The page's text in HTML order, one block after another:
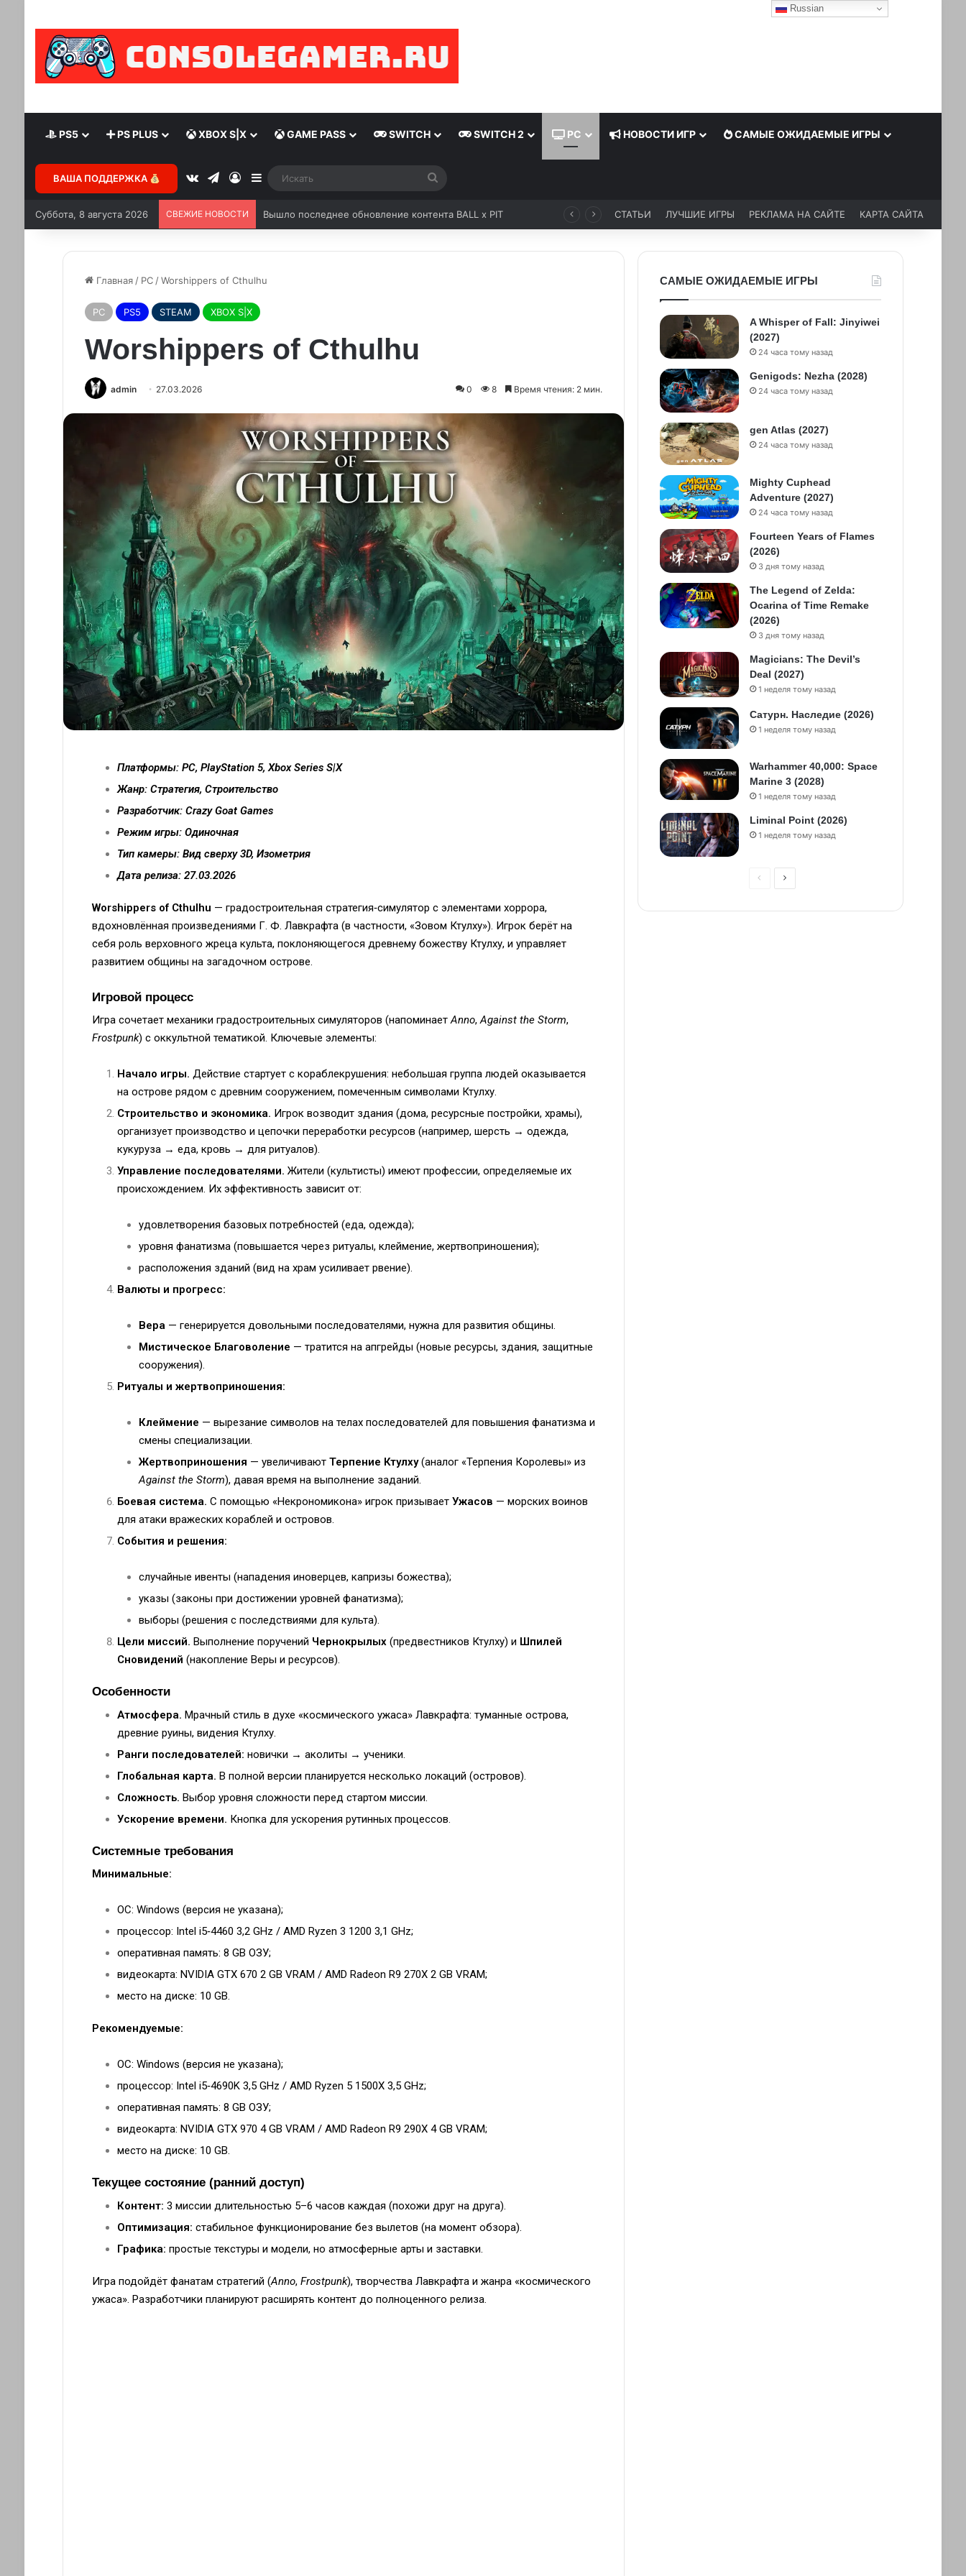
PS5 PS PLUS XBOX S|X GAME PASS SWITCH SWITCH 2 PC НОВОСТИ ИГР САМЫЕ ОЖИДАЕМЫЕ ИГРЫ
ВАША ПОДДЕРЖКА
Суббота, 8 августа 2026 СВЕЖИЕ НОВОСТИ Вышло последнее обновление контента BALL x PIT СТАТЬИ ЛУЧШИЕ ИГРЫ РЕКЛАМА НА САЙТЕ КАРТА САЙТА
Главная / PC /Worshippers of Cthulhu
PC PS5 STEAM XBOX S|X
Worshippers of Cthulhu
admin 27.03.2026 0 8 Время чтения: 2 мин.
Платформы: PC, PlayStation 5, Xbox Series S|X
Жанр: Стратегия, Строительство
Разработчик: Crazy Goat Games
Режим игры: Одиночная
Тип камеры: Вид сверху 3D, Изометрия
Дата релиза: 27.03.2026
Worshippers of Cthulhu — градостроительная стратегия‑симулятор с элементами хоррора,
вдохновлённая произведениями Г. Ф. Лавкрафта (в частности, «Зовом Ктулху»). Игрок берёт на
себя роль верховного жреца культа, поклоняющегося древнему божеству Ктулху, и управляет
развитием общины на загадочном острове.
Игровой процесс
Игра сочетает механики градостроительных симуляторов (напоминаетAnno,Against the Storm,
Frostpunk) с оккультной тематикой. Ключевые элементы:
Начало игры. Действие стартует с кораблекрушения: небольшая группа людей оказывается
на острове рядом с древним сооружением, помеченным символами Ктулху.
Строительство и экономика. Игрок возводит здания (дома, ресурсные постройки, храмы),
организует производство и цепочки переработки ресурсов (например, шерсть → одежда,
кукуруза → еда, кровь → для ритуалов).
Управление последователями. Жители (культисты) имеют профессии, определяемые их
происхождением. Их эффективность зависит от:
удовлетворения базовых потребностей (еда, одежда);
уровня фанатизма (повышается через ритуалы, клеймение, жертвоприношения);
расположения зданий (вид на храм усиливает рвение).
Валюты и прогресс:
Вера— генерируется довольными последователями, нужна для развития общины.
Мистическое Благоволение — тратится на апгрейды (новые ресурсы, здания, защитные
сооружения).
Ритуалы и жертвоприношения:
Клеймение — вырезание символов на телах последователей для повышения фанатизма и
смены специализации.
Жертвоприношения — увеличивают Терпение Ктулху(аналог «Терпения Королевы» из
Against the Storm), давая время на выполнение заданий.
Боевая система. С помощью «Некрономикона» игрок призывает Ужасов — морских воинов
для атаки вражеских кораблей и островов.
События и решения:
случайные ивенты (нападения иноверцев, капризы божества);
указы (законы при достижении уровней фанатизма);
выборы (решения с последствиями для культа).
Цели миссий. Выполнение поручений Чернокрылых(предвестников Ктулху) и Шпилей
Сновидений (накопление Веры и ресурсов).
Особенности
Атмосфера. Мрачный стиль в духе «космического ужаса» Лавкрафта: туманные острова,
древние руины, видения Ктулху.
Ранги последователей: новички → аколиты → ученики.
Глобальная карта. В полной версии планируется несколько локаций (островов).
Сложность. Выбор уровня сложности перед стартом миссии.
Ускорение времени. Кнопка для ускорения рутинных процессов.
Системные требования
Минимальные:
ОС: Windows (версия не указана);
процессор: Intel i5‑4460 3,2 GHz / AMD Ryzen 3 1200 3,1 GHz;
оперативная память: 8 GB ОЗУ;
видеокарта: NVIDIA GTX 670 2 GB VRAM / AMD Radeon R9 270X 2 GB VRAM;
место на диске: 10 GB.
Рекомендуемые:
ОС: Windows (версия не указана);
процессор: Intel i5‑4690K 3,5 GHz / AMD Ryzen 5 1500X 3,5 GHz;
оперативная память: 8 GB ОЗУ;
видеокарта: NVIDIA GTX 970 4 GB VRAM / AMD Radeon R9 290X 4 GB VRAM;
место на диске: 10 GB.
Текущее состояние (ранний доступ)
Контент: 3 миссии длительностью 5–6 часов каждая (похожи друг на друга).
Оптимизация: стабильное функционирование без вылетов (на момент обзора).
Графика: простые текстуры и модели, но атмосферные арты и заставки.
Игра подойдёт фанатам стратегий (Anno, Frostpunk), творчества Лавкрафта и жанра «космического
ужаса». Разработчики планируют расширять контент до полноценного релиза.
САМЫЕ ОЖИДАЕМЫЕ ИГРЫ
A Whisper of Fall: Jinyiwei
(2027)
24 часа тому назад
Genigods: Nezha (2028)
24 часа тому назад
gen Atlas (2027)
24 часа тому назад
Mighty Cuphead
Adventure (2027)
24 часа тому назад
Fourteen Years of Flames
(2026)
3 дня тому назад
The Legend of Zelda:
Ocarina of Time Remake
(2026)
3 дня тому назад
Magicians: The Devil’s
Deal (2027)
1 неделя тому назад
Сатурн. Наследие (2026)
1 неделя тому назад
Warhammer 40,000: Space
Marine 3 (2028)
1 неделя тому назад
Liminal Point (2026)
1 неделя тому назад
Russian